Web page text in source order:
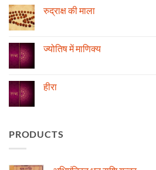
अनुसार
तेजी-
रोग
एवं
रुद्राक्ष की माला
रुद्राक्ष
की
ज्योतिष में माणिक्य
ज्योतिष
मेंहीरा
PRODUCTS